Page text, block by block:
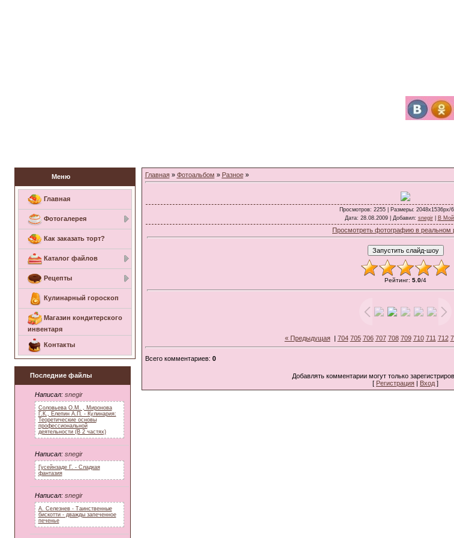
Меню
Главная
Фотогалерея
Как заказать торт?
Каталог файлов
Рецепты
Кулинарный гороскоп
Магазин кондитерского
инвентаря
Контакты
Последние файлы
Написал: snegir
Соловьева О.М. , Миронова
Г.К., Елепин А.П. - Кулинария:
Теоретические основы
профессиональной
деятельности (В 2 частях)
Написал: snegir
Гусейнзаде Г. - Сладкая
фантазия
Написал: snegir
А. Селезнев - Таинственные
бискотти - дважды запеченное
печенье
Главная» Фотоальбом » Разное»
Просмотров: 2255 | Размеры: 2048x1536px/
Дата: 28.08.2009 | Добавил: snegir| В
Просмотреть фотографию в реальном
Рейтинг: 5.0/4
« Предыдущая| 704 705 706 707 708 709 710 711 712
Всего комментариев: 0
Добавлять комментарии могут только
[ Регистрация Вход ]